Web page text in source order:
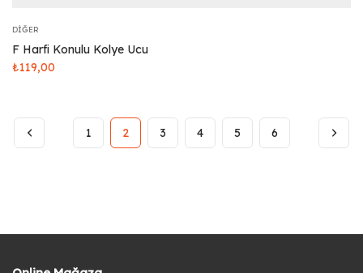
DIĞER
F Harfi Konulu Kolye Ucu
₺119,00
1 2 3 4 5 6